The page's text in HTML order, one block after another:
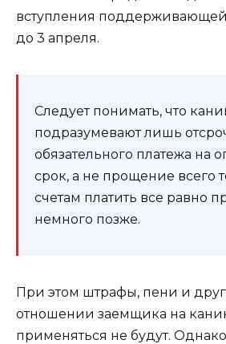
вступления поддерживающей
до 3 апреля.
Следует понимать, что
подразумевают лишь
обязательного платежа на
срок, а не прощение всего
счетам платить все равно
немного позже.
При этом штрафы, пени и
отношении заемщика на
применяться не будут.